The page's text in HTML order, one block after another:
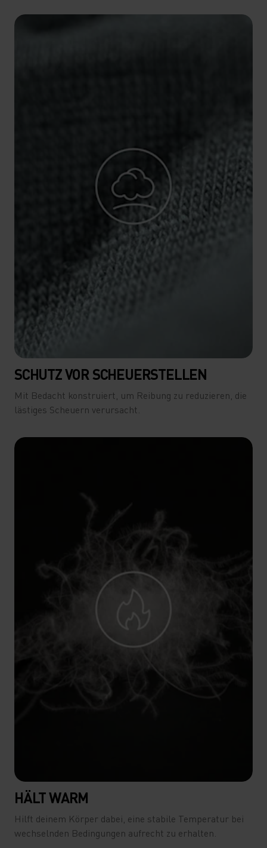
SCHUTZ VOR SCHEUERSTELLEN
Mit Bedacht konstruiert, um Reibung zu reduzieren, die
lästiges Scheuern verursacht.
HÄLT WARM
Hilft deinem Körper dabei, eine stabile Temperatur bei
wechselnden Bedingungen aufrecht zu erhalten.